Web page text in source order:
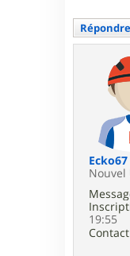
Répondre
Ecko67
Nouvel
19:55